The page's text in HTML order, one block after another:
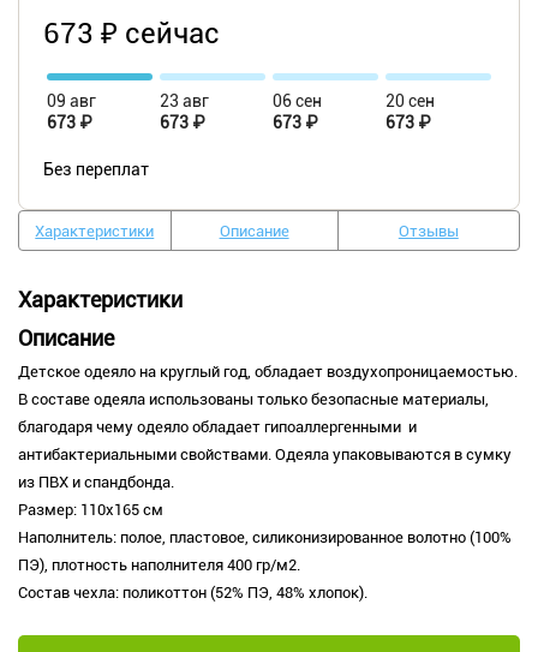
673 ₽ сейчас
09 авг
673 ₽
23 авг
673 ₽
06 сен
673 ₽
20 сен
673 ₽
Без переплат
Характеристики Описание Отзывы
Характеристики
Описание
Детское одеяло на круглый год, обладает воздухопроницаемостью.
В составе одеяла использованы только безопасные материалы,
благодаря чему одеяло обладает гипоаллергенными и
антибактериальными свойствами. Одеяла упаковываются в сумку
из ПВХ и спандбонда.
Размер: 110х165 см
Наполнитель: полое, пластовое, силиконизированное волотно (100%
ПЭ), плотность наполнителя 400 гр/м2.
Состав чехла: поликоттон (52% ПЭ, 48% хлопок).